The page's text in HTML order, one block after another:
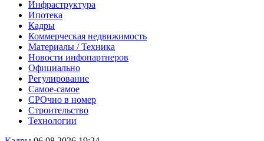
Инфраструктура
Ипотека
Кадры
Коммерческая недвижимость
Материалы / Техника
Новости инфопартнеров
Официально
Регулирование
Самое-самое
СРОчно в номер
Строительство
Технологии